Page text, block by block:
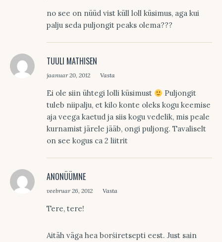
no see on nüüd vist küll loll küsimus, aga kui
palju seda puljongit peaks olema???
TUULI MATHISEN
jaanuar 20, 2012 Vasta
Ei ole siin ühtegi lolli küsimust
Puljongit
tuleb niipalju, et kilo konte oleks kogu keemise
aja veega kaetud ja siis kogu vedelik, mis peale
kurnamist järele jääb, ongi puljong. Tavaliselt
on see kogus ca 2 liitrit
ANONÜÜMNE
veebruar 26, 2012 Vasta
Tere, tere!
Aitäh väga hea borśiretsepti eest. Just sain